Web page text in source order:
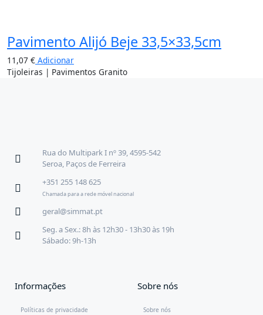
Pavimento Alijó Beje 33,5×33,5cm
11,07 € Adicionar
Tijoleiras | Pavimentos Granito
Rua do Multipark I nº 39, 4595-542
Seroa, Paços de Ferreira
+351 255 148 625
Chamada para a rede móvel nacional
geral@simmat.pt
Seg. a Sex.: 8h às 12h30 - 13h30 às 19h
Sábado: 9h-13h
Informações
Políticas de privacidade
Sobre nós
Sobre nós